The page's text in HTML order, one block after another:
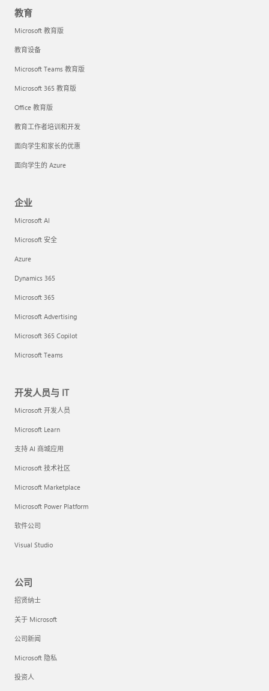
教育
Microsoft 教育版
教育设备
Microsoft Teams 教育版
Microsoft 365 教育版
Office 教育版
教育工作者培训和开发
面向学生和家长的优惠
面向学生的 Azure
企业
Microsoft AI
Microsoft 安全
Azure
Dynamics 365
Microsoft 365
Microsoft Advertising
Microsoft 365 Copilot
Microsoft Teams
开发人员与 IT
Microsoft 开发人员
Microsoft Learn
支持 AI 商城应用
Microsoft 技术社区
Microsoft Marketplace
Microsoft Power Platform
软件公司
Visual Studio
公司
招贤纳士
关于 Microsoft
公司新闻
Microsoft 隐私
投资人